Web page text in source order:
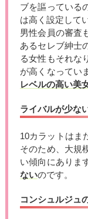
ブを謳っている
は高く設定して
男性会員の審査
あるセレブ紳士
る女性もそれな
が高くなってい
レベルの高い美
ライバルが少な
10カラットはま
そのため、大規
い傾向にありま
ないのです。
コンシュルジュ